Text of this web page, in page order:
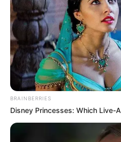
BRAINBERRIES
Disney Princesses: Which Live-